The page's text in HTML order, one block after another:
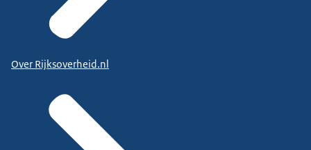
Over Rijksoverheid.nl